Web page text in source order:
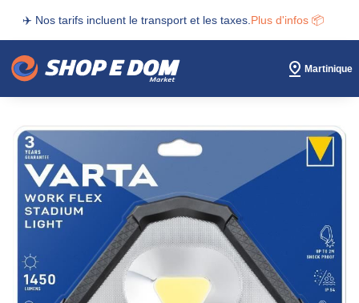
✈️ Nos tarifs incluent le transport et les taxes. Plus d'infos 📦
Martinique